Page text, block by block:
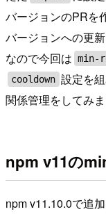
バージョンのPRを
バージョンへの更
なので今回は min-
cooldown 設定を
関係管理をしてみま
npm v11の
npm v11.10.0で追